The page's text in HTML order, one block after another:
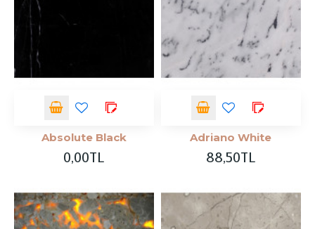
Absolute Black
0,00TL
Adriano White
88,50TL